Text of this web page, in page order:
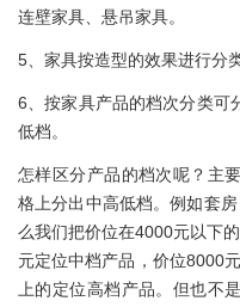
连壁家具、悬吊家具。
5、家具按造型的效果进行分
6、按家具产品的档次分类可
低档。
怎样区分产品的档次呢？主
格上分出中高低档。例如套
么我们把价位在4000元以下
元定位中档产品，价位8000
上的定位高档产品。但也不